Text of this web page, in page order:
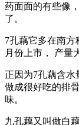
药面面的有些像
了。
7孔藕它多在南
月份上市， 产量
正因为7孔藕含水
做成很好吃的排
味。
九孔藕又叫做白